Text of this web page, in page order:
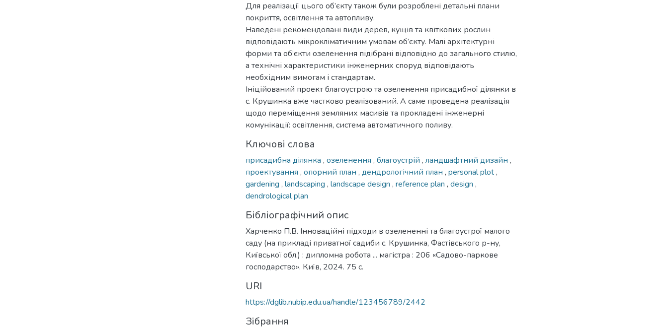
Для реалізації цього об’єкту також були розроблені детальні плани
покриття, освітлення та автопливу.
Наведені рекомендовані види дерев, кущів та квіткових рослин
відповідають мікрокліматичним умовам об’єкту. Малі архітектурні
форми та об’єкти озеленення підібрані відповідно до загального стилю,
а технічні характеристики інженерних споруд відповідають
необхідним вимогам і стандaртaм.
Ініційований проект благоустрою та озеленення присадибної ділянки в
с. Крушинка вже частково реалізований. A саме проведена реалізація
щодо переміщення земляних масивів тa прокладені інженерні
комунікації: освітлення, система aвтоматичного поливу.
Ключові слова
присадибна ділянка , озеленення , благоустрій , ландшафтний дизайн ,
проектування , опорний план , дендрологічний план , personal plot,
gardening , landscaping , landscape design , reference plan , design ,
dendrological plan
Бібліографічний опис
Харченко П.В. Інноваційні підходи в озелененні та благоустрої малого
саду (на прикладі приватної садиби с. Крушинка, Фастівського р-ну,
Київської обл.) : дипломна робота ... магістра : 206 «Садово-паркове
господарство». Київ, 2024. 75 с.
URI
https://dglib.nubip.edu.ua/handle/123456789/2442
Зібрання